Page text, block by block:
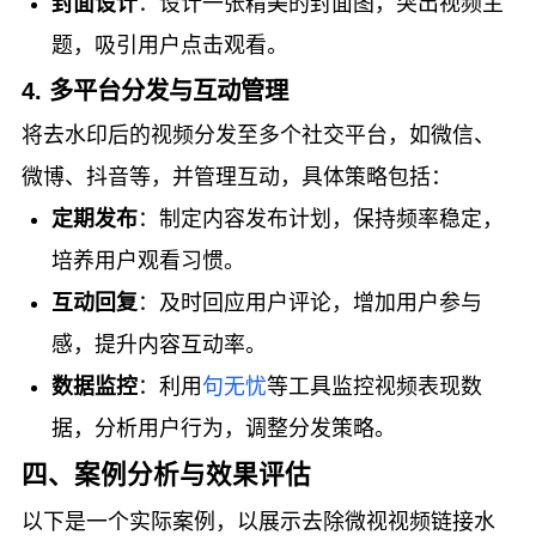
题，吸引用户点击观看。
4. 多平台分发与互动管理
将去水印后的视频分发至多个社交平台，如微信、
微博、抖音等，并管理互动，具体策略包括：
定期发布：制定内容发布计划，保持频率稳定，
培养用户观看习惯。
互动回复 ：及时回应用户评论，增加用户参与
感，提升内容互动率。
数据监控：利用句无忧等工具监控视频表现数
据，分析用户行为，调整分发策略。
四、案例分析与效果评估
以下是一个实际案例，以展示去除微视视频链接水